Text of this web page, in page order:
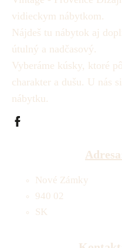
vidieckym nábytkom.
Nájdeš tu nábytok aj
útulný a nadčasový.
Vyberáme kúsky, ktoré
charakter a dušu. U nás
nábytku.
Nové Zámky
940 02
SK